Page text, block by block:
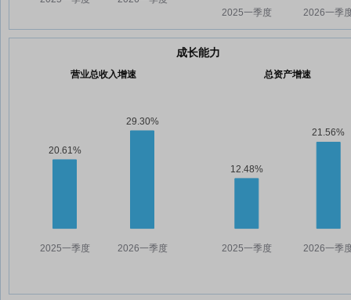
成长能力
营业总收入增速 总资产增速